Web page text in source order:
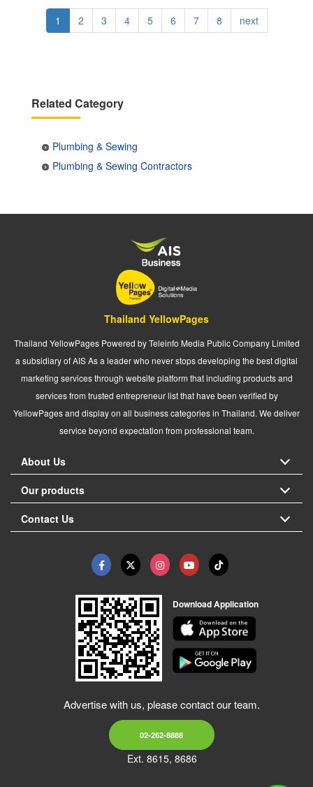
Pagination
Current
page
1 Page
2 Page
3 Page
4 Page
5 Page
6 Page
7 Page
8
Next
page
next
Related Category
Plumbing & Sewing
Plumbing & Sewing Contractors
Thailand YellowPages
Thailand YellowPages Powered by Teleinfo Media Public Company Limited
a subsidiary of AIS As a leader who never stops developing the best digital
marketing services through website platform that including products and
services from trusted entrepreneur list that have been verified by
YellowPages and display on all business categories in Thailand. We deliver
service beyond expectation from professional team.
About Us
Our products
Contact Us
Download Application
Advertise with us, please contact our team.
02-262-8888
Ext. 8615, 8686